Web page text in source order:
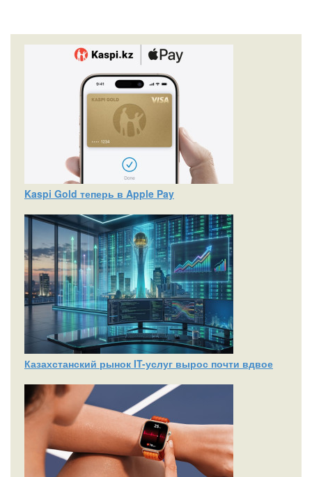
Kaspi Gold теперь в Apple Pay
Казахстанский рынок IT-услуг вырос почти вдвое